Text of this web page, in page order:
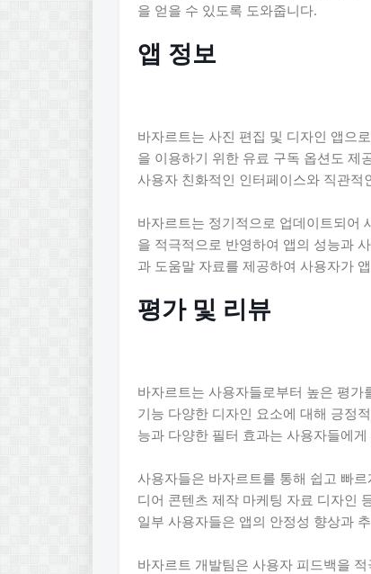
을 얻을 수 있도록 도와줍니다.
앱 정보
바자르트는 사진 편집 및 디자인 앱으
을 이용하기 위한 유료 구독 옵션도 제
사용자 친화적인 인터페이스와 직관적
바자르트는 정기적으로 업데이트되어
을 적극적으로 반영하여 앱의 성능과
과 도움말 자료를 제공하여 사용자가
평가 및 리뷰
바자르트는 사용자들로부터 높은 평
기능 다양한 디자인 요소에 대해 긍정
능과 다양한 필터 효과는 사용자들에
사용자들은 바자르트를 통해 쉽고 빠
디어 콘텐츠 제작 마케팅 자료 디자인
일부 사용자들은 앱의 안정성 향상과
바자르트 개발팀은 사용자 피드백을